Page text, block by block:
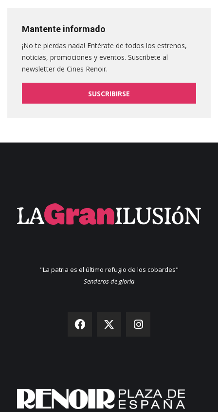
Mantente informado
¡No te pierdas nada! Entérate de todos los estrenos,
noticias, promociones y eventos. Suscribete al
newsletter de Cines Renoir.
SUSCRIBIRSE
"La patria es el último refugio de los cobardes"
Senderos de gloria